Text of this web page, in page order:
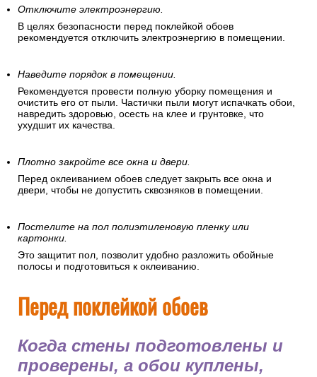
Отключите электроэнергию.
В целях безопасности перед поклейкой обоев
рекомендуется отключить электроэнергию в помещении.
Наведите порядок в помещении.
Рекомендуется провести полную уборку помещения и
очистить его от пыли. Частички пыли могут испачкать обои,
навредить здоровью, осесть на клее и грунтовке, что
ухудшит их качества.
Плотно закройте все окна и двери.
Перед оклеиванием обоев следует закрыть все окна и
двери, чтобы не допустить сквозняков в помещении.
Постелите на пол полиэтиленовую пленку или
картонки.
Это защитит пол, позволит удобно разложить обойные
полосы и подготовиться к оклеиванию.
Перед поклейкой обоев
Когда стены подготовлены и
проверены, а обои куплены,